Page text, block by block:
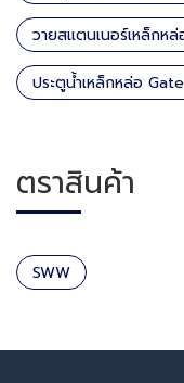
วายสแตนเนอร์เหล็กห
ประตูน้ำเหล็กหล่อ
ตราสินค้า
SWW